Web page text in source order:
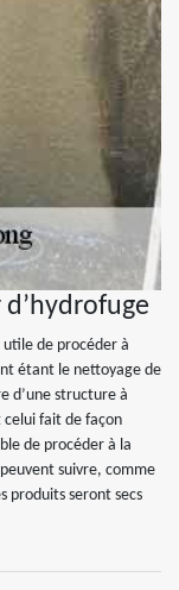
de procéder à
étant le nettoyage de
d’une structure à
celui fait de façon
de procéder à la
suivre, comme
produits seront secs